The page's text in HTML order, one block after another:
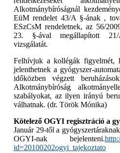
Alkotmánybíróságnál
EüM rendelet 43/A §-ának ,
ESzCsM rendeletnek, az 56/
23. §-ával megállapított 21/
vizsgálatát.
Felhívjuk a kollégák figyelmét,
jelenthetnek a gyógyszer-
időközben végzett
Alkotmánybíróság
szabályokat, az ilyen irányú
válhatnak. (dr. Török Mónika)
Kötelező OGYI regisztráció a
Január 29-től a
OGYI-nak bejelenteni.
id=20100202ogyi_tajekoztato